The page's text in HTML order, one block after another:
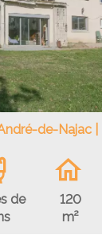
de-Najac |
de
120
m²